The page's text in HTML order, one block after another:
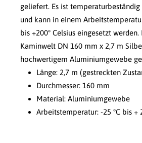
geliefert. Es ist temperaturbeständig
und kann in einem
bis +200° Celsius eingesetzt
Kaminwelt DN 160 mm x 2,7 m
hochwertigem Aluminiumgewebe
Länge: 2,7 m (gestreckten
Durchmesser: 160 mm
Material: Aluminiumgewebe
Arbeitstemperatur: -25 °C bis +